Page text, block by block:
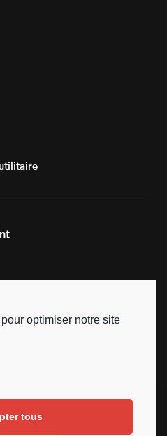
optimiser notre site
tous